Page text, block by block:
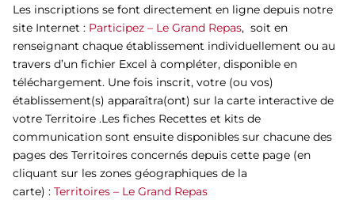
Les inscriptions se font directement en ligne depuis notre
site Internet : Participez – Le Grand Repas, soit en
renseignant chaque établissement individuellement ou au
travers d’un fichier Excel à compléter, disponible en
téléchargement. Une fois inscrit, votre (ou vos)
établissement(s) apparaîtra(ont) sur la carte interactive de
votre Territoire .Les fiches Recettes et kits de
communication sont ensuite disponibles sur chacune des
pages des Territoires concernés depuis cette page (en
cliquant sur les zones géographiques de la
carte) : Territoires – Le Grand Repas